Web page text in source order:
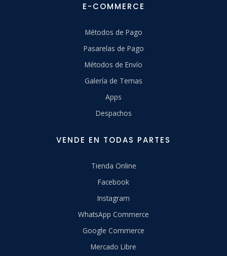
E-COMMERCE
Métodos de Pago
Pasarelas de Pago
Métodos de Envío
Galería de Temas
Apps
Despachos
VENDE EN TODAS PARTES
Tienda Online
Facebook
Instagram
WhatsApp Commerce
Google Commerce
Mercado Libre